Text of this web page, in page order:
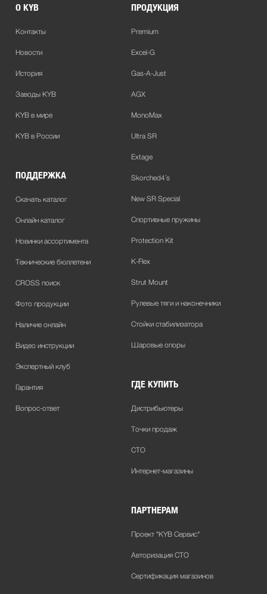
О KYB
Контакты
Новости
История
Заводы KYB
KYB в мире
KYB в России
ПОДДЕРЖКА
Скачать каталог
Онлайн каталог
Новинки ассортимента
Технические бюллетени
CROSS поиск
Фото продукции
Наличие онлайн
Видео инструкции
Экспертный клуб
Гарантия
Вопрос-ответ
ПРОДУКЦИЯ
Premium
Excel-G
Gas-A-Just
AGX
MonoMax
Ultra SR
Extage
Skorched4´s
New SR Special
Спортивные пружины
Protection Kit
K-Flex
Strut Mount
Рулевые тяги и наконечники
Стойки стабилизатора
Шаровые опоры
ГДЕ КУПИТЬ
Дистрибьютеры
Точки продаж
СТО
Интернет-магазины
ПАРТНЕРАМ
Проект "KYB Сервис"
Авторизация СТО
Сертификация магазинов